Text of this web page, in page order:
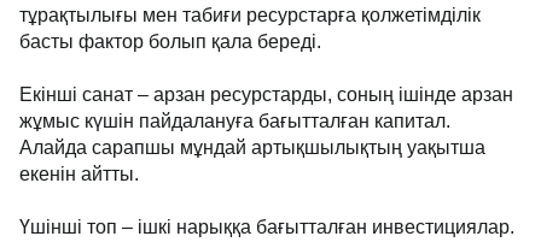
тұрақтылығы мен табиғи ресурстарға қолжетімділік
басты фактор болып қала береді.
Екінші санат – арзан ресурстарды, соның ішінде арзан
жұмыс күшін пайдалануға бағытталған капитал.
Алайда сарапшы мұндай артықшылықтың уақытша
екенін айтты.
Үшінші топ – ішкі нарыққа бағытталған инвестициялар.